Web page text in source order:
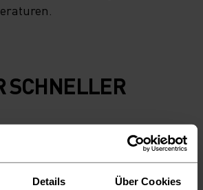
Details Über Cookies
SCHNELLER
leicht: Performance-